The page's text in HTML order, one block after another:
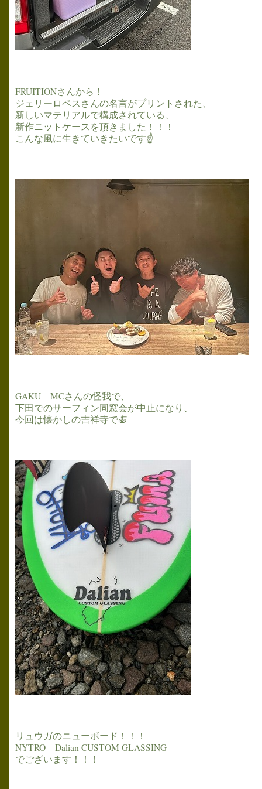
FRUITIONさんから！
ジェリーロペスさんの名言がプリントされた、
新しいマテリアルで構成されている、
新作ニットケースを頂きました！！！
こんな風に生きていきたいです☝
GAKU MCさんの怪我で、
下田でのサーフィン同窓会が中止になり、
今回は懐かしの吉祥寺で🍝
リュウガのニューボード！！！
NYTRO Dalian CUSTOM GLASSING
でございます！！！